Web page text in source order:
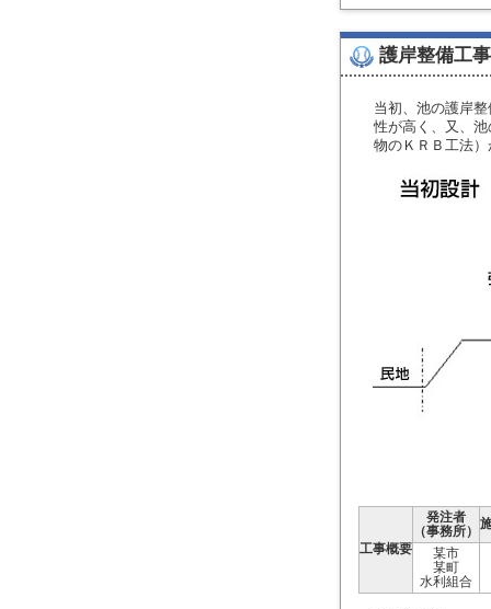
護岸整備工事
当初、池の護岸
性が高く、又、
物のＫＲＢ工法
工事概要
発注者
（事務所）
某市
某町
水利組合